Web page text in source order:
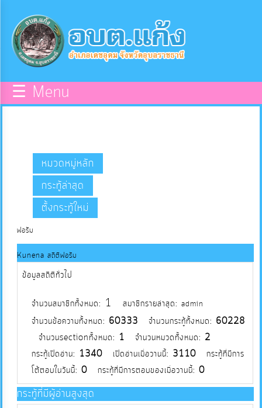
หน้า
หลัก
ข้อมูล
พื้น
บุคลากร
แผน
ยุทธศาสตร์
ข่าวสาร
บริการ
ข้อมูล
จัดการ
ความ
รู้
☰ Menu
หมวดหมู่หลัก
กระทู้ล่าสุด
ตั้งกระทู้ใหม่
ฟอรัม
Kunena สถิติฟอรัม
ข้อมูลสถิติทั่วไป
จำนวนสมาชิกทั้งหมด: 1 สมาชิกรายล่าสุด: admin
จำนวนข้อความทั้งหมด: 60333 จำนวนกระทู้ทั้งหมด: 60228
จำนวนsectionทั้งหมด: 1 จำนวนหมวดทั้งหมด: 2
กระทู้เปิดอ่าน: 1340 เปิดอ่านเมื่อวานนี้: 3110 กระทู้ที่มีการ
โต้ตอบในวันนี้:0 กระทู้ที่มีการตอบของเมื่อวานนี้:0
กระทู้ที่มีผู้อ่านสูงสุด